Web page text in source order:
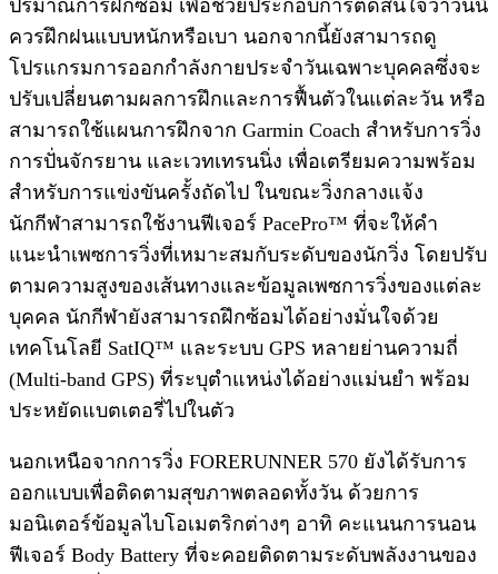
ปริมาณการฝึกซ้อม เพื่อช่วยประกอบการตัดสินใจว่าวันนี้
ควรฝึกฝนแบบหนักหรือเบา นอกจากนี้ยังสามารถดู
โปรแกรมการออกกำลังกายประจำวันเฉพาะบุคคลซึ่งจะ
ปรับเปลี่ยนตามผลการฝึกและการฟื้นตัวในแต่ละวัน หรือ
สามารถใช้แผนการฝึกจาก Garmin Coach สำหรับการวิ่ง
การปั่นจักรยาน และเวทเทรนนิ่ง เพื่อเตรียมความพร้อม
สำหรับการแข่งขันครั้งถัดไป ในขณะวิ่งกลางแจ้ง
นักกีฬาสามารถใช้งานฟีเจอร์ PacePro™ ที่จะให้คำ
แนะนำเพซการวิ่งที่เหมาะสมกับระดับของนักวิ่ง โดยปรับ
ตามความสูงของเส้นทางและข้อมูลเพซการวิ่งของแต่ละ
บุคคล นักกีฬายังสามารถฝึกซ้อมได้อย่างมั่นใจด้วย
เทคโนโลยี SatIQ™ และระบบ GPS หลายย่านความถี่
(Multi-band GPS) ที่ระบุตำแหน่งได้อย่างแม่นยำ พร้อม
ประหยัดแบตเตอรี่ไปในตัว
นอกเหนือจากการวิ่ง FORERUNNER 570 ยังได้รับการ
ออกแบบเพื่อติดตามสุขภาพตลอดทั้งวัน ด้วยการ
มอนิเตอร์ข้อมูลไบโอเมตริกต่างๆ อาทิ คะแนนการนอน
ฟีเจอร์ Body Battery ที่จะคอยติดตามระดับพลังงานของ